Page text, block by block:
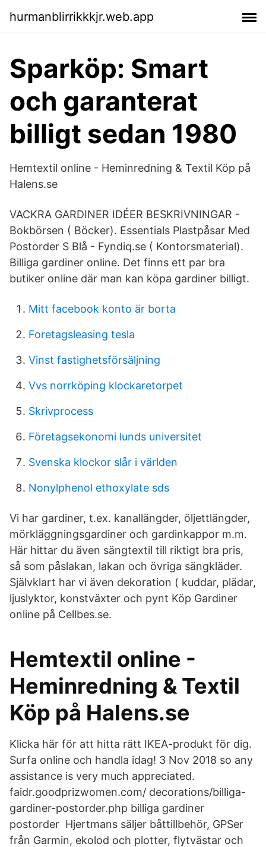
hurmanblirrikkkjr.web.app
Sparköp: Smart
och garanterat
billigt sedan 1980
Hemtextil online - Heminredning & Textil Köp på
Halens.se
VACKRA GARDINER IDÉER BESKRIVNINGAR -
Bokbörsen ( Böcker). Essentials Plastpåsar Med
Postorder S Blå - Fyndiq.se ( Kontorsmaterial).
Billiga gardiner online. Det finns ett par bra
butiker online där man kan köpa gardiner billigt.
Mitt facebook konto är borta
Foretagsleasing tesla
Vinst fastighetsförsäljning
Vvs norrköping klockaretorpet
Skrivprocess
Företagsekonomi lunds universitet
Svenska klockor slår i världen
Nonylphenol ethoxylate sds
Vi har gardiner, t.ex. kanallängder, öljettlängder,
mörkläggningsgardiner och gardinkappor m.m.
Här hittar du även sängtextil till riktigt bra pris,
så som påslakan, lakan och övriga sängkläder.
Självklart har vi även dekoration ( kuddar, plädar,
ljuslyktor, konstväxter och pynt Köp Gardiner
online på Cellbes.se.
Hemtextil online -
Heminredning & Textil
Köp på Halens.se
Klicka här för att hitta rätt IKEA-produkt för dig.
Surfa online och handla idag! 3 Nov 2018 so any
assistance is very much appreciated.
faidr.goodprizwomen.com/ decorations/billiga-
gardiner-postorder.php billiga gardiner
postorder Hjertmans säljer båttillbehör, GPSer
från Garmin, ekolod och plotter, flytvästar och